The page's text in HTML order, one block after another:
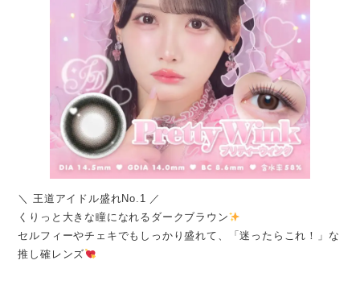
＼ 王道アイドル盛れNo.1 ／
くりっと大きな瞳になれるダークブラウン
セルフィーやチェキでもしっかり盛れて、「迷ったらこれ！」な
推し確レンズ